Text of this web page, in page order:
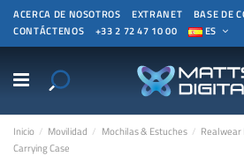
ACERCA DE NOSOTROS EXTRANET
BASE DE
CONTÁCTENOS
+33 2 72 47 10 00 ES
Inicio Movilidad Mochilas & Estuches
Carrying Case